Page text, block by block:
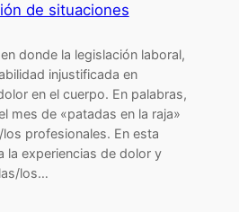
de situaciones
donde la legislación laboral,
injustificada en
en el cuerpo. En palabras,
mes de «patadas en la raja»
profesionales. En esta
la experiencias de dolor y
los…